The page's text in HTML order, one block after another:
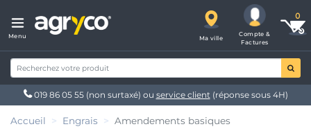
Menu Ma ville
Compte &
Factures
019 86 05 55 (non surtaxé) ou service client(réponse sous 4H)
Accueil Engrais Amendements basiques